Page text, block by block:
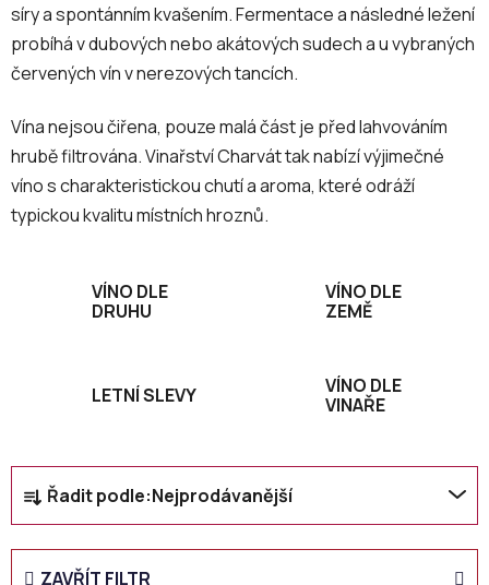
síry a spontánním kvašením. Fermentace a následné ležení
probíhá v dubových nebo akátových sudech a u vybraných
červených vín v nerezových tancích.
Vína nejsou čiřena, pouze malá část je před lahvováním
hrubě filtrována. Vinařství Charvát tak nabízí výjimečné
víno s charakteristickou chutí a aroma, které odráží
typickou kvalitu místních hroznů.
VÍNO DLE
DRUHU
VÍNO DLE
ZEMĚ
LETNÍ SLEVY
VÍNO DLE
VINAŘE
Ř
a
z
Řadit podle:Nejprodávanější
ZAVŘÍT FILTR